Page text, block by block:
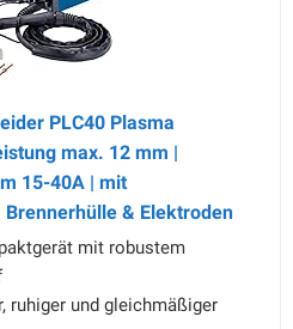
PLC40 Plasma
max. 12 mm |
15-40A | mit
& Elektroden
mit robustem
ruhiger und gleichmäßiger